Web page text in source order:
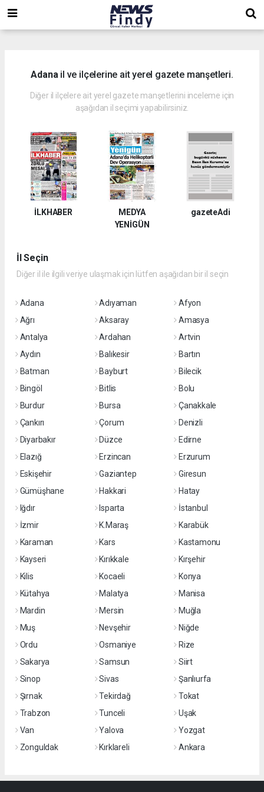
Adanail ve ilçelerine ait yerel gazete manşetleri.
Diğer il ilçelere ait yerel gazete manşetlerini inceleme için
aşağıdan il seçimi yapabilirsiniz.
İLKHABER
MEDYA
YENİGÜN
gazeteAdi
İl Seçin
Diğer il ile ilgili veriye ulaşmak için lütfen aşağıdan bir il seçin
Adana Adıyaman
Afyon
Ağrı
Aksaray
Amasya
Antalya
Ardahan
Artvin
Aydın
Balıkesir
Bartın
Batman
Bayburt
Bilecik
Bingöl
Bitlis
Bolu
Burdur
Bursa
Çanakkale
Çankırı
Çorum
Denizli
Diyarbakır
Düzce
Edirne
Elazığ
Erzincan
Erzurum
Eskişehir
Gaziantep
Giresun
Gümüşhane
Hakkari
Hatay
Iğdır
Isparta
İstanbul
İzmir
K.Maraş
Karabük
Karaman
Kars
Kastamonu
Kayseri
Kırıkkale
Kırşehir
Kilis
Kocaeli
Konya
Kütahya
Malatya
Manisa
Mardin
Mersin
Muğla
Muş
Nevşehir
Niğde
Ordu
Osmaniye
Rize
Sakarya
Samsun
Siirt
Sinop
Sivas
Şanlıurfa
Şırnak
Tekirdağ
Tokat
Trabzon
Tunceli
Uşak
Van
Yalova
Yozgat
Zonguldak
Kırklareli Ankara